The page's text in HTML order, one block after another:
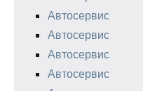
Автосервис
Автосервис
Автосервис
Автосервис